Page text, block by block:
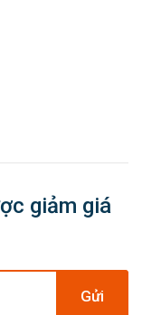
giảm giá
Gửi